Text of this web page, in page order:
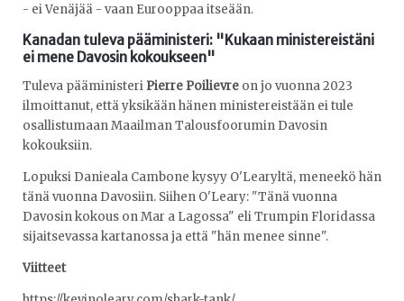
- ei Venäjää - vaan Eurooppaa itseään.
Kanadan tuleva pääministeri: "Kukaan ministereistäni
ei mene Davosin kokoukseen"
Tuleva pääministeri Pierre Poilievre on jo vuonna 2023
ilmoittanut, että yksikään hänen ministereistään ei tule
osallistumaan Maailman Talousfoorumin Davosin
kokouksiin.
Lopuksi Danieala Cambone kysyy O'Learyltä, meneekö hän
tänä vuonna Davosiin. Siihen O'Leary: "Tänä vuonna
Davosin kokous on Mar a Lagossa" eli Trumpin Floridassa
sijaitsevassa kartanossa ja että "hän menee sinne".
Viitteet